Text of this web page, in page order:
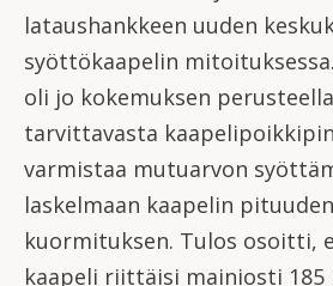
lataushankkeen uuden
syöttökaapelin
oli jo kokemuksen
tarvittavasta
varmistaa mutuarvon
laskelmaan kaapelin
kuormituksen. Tulos osoitti,
kaapeli riittäisi mainiosti 185